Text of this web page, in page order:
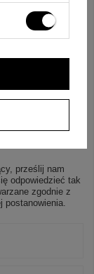
prześlij nam
odpowiedzieć tak
zgodnie z
postanowienia.